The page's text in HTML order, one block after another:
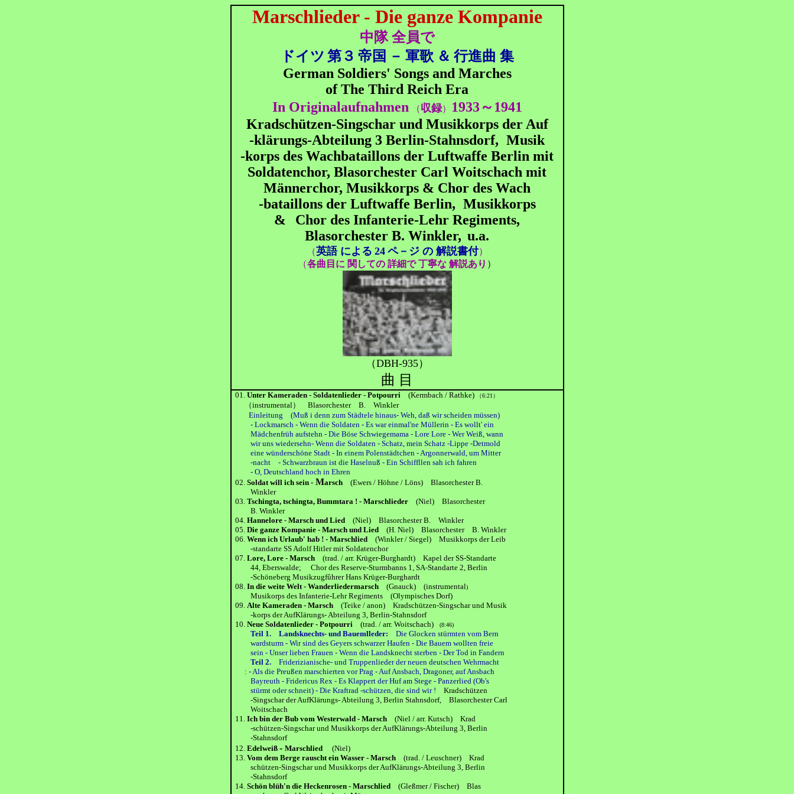
Marschlieder - Die ganze Kompanie
中隊 全員で
ドイツ 第３ 帝国 － 軍歌 ＆ 行進曲 集
German Soldiers' Songs and Marches
of The Third Reich Era
In Originalaufnahmen （収録）
1933～1941
Kradschützen-Singschar und Musikkorps der Auf
-klärungs-Abteilung 3 Berlin-Stahnsdorf, Musik
-korps des Wachbataillons der Luftwaffe Berlin mit
Soldatenchor, Blasorchester Carl Woitschach mit
Männerchor, Musikkorps & Chor des Wach
-bataillons der Luftwaffe Berlin, Musikkorps
&
Chor des Infanterie-Lehr Regiments,
Blasorchester B. Winkler, u.a.
（英語 による 24 ペ－ジ の 解説書付）
（各曲目に 関しての 詳細で 丁寧な 解説あり ）
（DBH-935）
曲 目
01. Unter Kameraden - Soldatenlieder - Potpourri(Kermbach / Rathke) （6:21）
（instrumental）Blasorchester B. Winkler
Einleitung (Muß i denn zum Städtele hinaus- Weh, daß wir scheiden müssen)
- Lockmarsch - Wenn die Soldaten - Es war einmal'ne Müllerin - Es wollt' ein
Mädchenfrüh aufstehn - Die Böse Schwiegemama - Lore Lore - Wer Weiß, wann
wir uns wiedersehn- Wenn die Soldaten - Schatz, mein Schatz -Lippe -Detmold
eine wünderschöne Stadt - In einem Polenstädtchen - Argonnerwald, um Mitter
-nacht - Schwarzbraun ist die Haselnuß - Ein Schiffllen sah ich fahren
- O, Deutschland hoch in Ehren
02.Soldat will ich sein - Marsch(Ewers / Höhne / Löns)Blasorchester B.
Winkler
03.Tschingta, tschingta, Bummtara ! - Marschlieder (Niel)
Blasorchester
B. Winkler
04.Hannelore- Marsch und Lied(Niel)
Blasorchester B. Winkler
05.Die ganze Kompanie - Marsch und Lied(H. Niel)Blasorchester B. Winkler
06.Wenn ich Urlaub' hab ! - Marschlied(Winkler / Siegel) Musikkorps der Leib
-standarte SS Adolf Hitler mit Soldatenchor
07.Lore, Lore - Marsch(trad. / arr. Krüger-Burghardt) Kapel der SS-Standarte
44, Eberswalde; Chor des Reserve-Sturmbanns 1, SA-Standarte 2, Berlin
-Schöneberg Musikzugfûhrer Hans Krüger-Burghardt
08.In die weite Welt - Wanderliedermarsch(Gnauck) (instrumental)
Musikorps des Infanterie-Lehr Regiments (Olympisches Dorf)
09.Alte Kameraden - Marsch(Teike / anon) Kradschützen-Singschar und Musik
-korps der AufKlärungs- Abteilung 3, Berlin-Stahnsdorf
10.Neue Soldatenlieder - Potpourri(trad. / arr. Woitschach) (8:46)
Teil 1. Landsknechts- und Bauemlleder:
Die Glocken stürmten vom Bern
wardsturm - Wir sind des Geyers schwarzer Haufen - Die Bauem wollten freie
sein - Unser lieben Frauen - Wenn die Landsknecht sterben - Der Tod in Fandern
Teil 2.Friderizianische- und Truppenlieder der neuen deutschen Wehrmacht
: -Als die Preußen marschierten vor Prag - Auf Ansbach, Dragoner, auf Ansbach
Bayreuth - Fridericus Rex - Es Klappert der Huf am Stege - Panzerlied (Ob's
stürmt oder schneit) - Die Kraftrad -schützen, die sind wir !Kradschützen
-Singschar der AufKlärungs- Abteilung 3, Berlin Stahnsdorf, Blasorchester Carl
Woitschach
11.Ich bin der Bub vom Westerwald - Marsch(Niel / arr. Kutsch) Krad
-schützen-Singschar und Musikkorps der AufKlärungs-Abteilung 3, Berlin
-Stahnsdorf
12.Edelweiß-Marschlied (Niel)
13.Vom dem Berge rauscht ein Wasser - Marsch(trad. / Leuschner)
Krad
schützen-Singschar und Musikkorps der AufKlärungs-Abteilung 3, Berlin
-Stahnsdorf
14.Schön blüh'n die Heckenrosen - Marschlied (Gleßmer / Fischer) Blas